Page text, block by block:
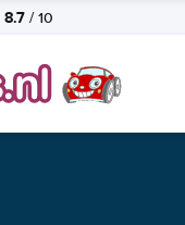
8.7 / 10